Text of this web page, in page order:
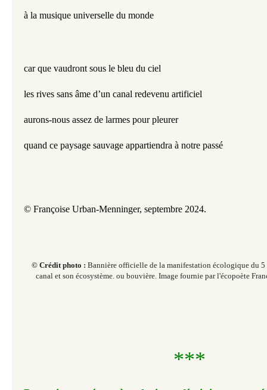
à la musique universelle du monde
car que vaudront sous le bleu du ciel
les rives sans âme d’un canal redevenu artificiel
aurons-nous assez de larmes pour pleurer
quand ce paysage sauvage appartiendra à notre passé
© Françoise Urban-Menninger, septembre 2024.
© Crédit photo : Bannière officielle de la manifestation écologique du 5
canal et son écosystème. ou bouvière. Image fournie par l'écopoète
***